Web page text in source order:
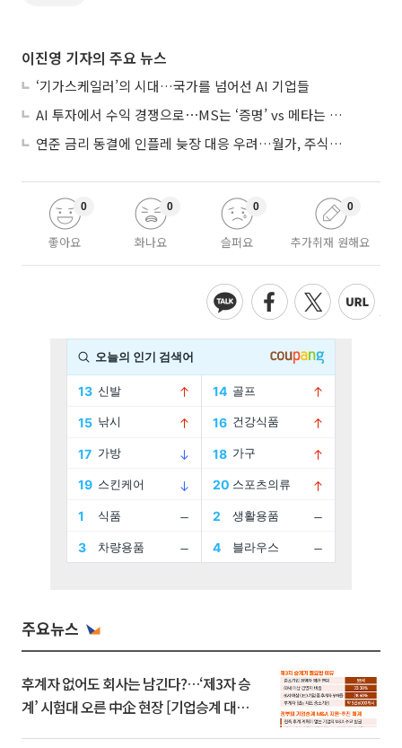
이진영 기자의 주요 뉴스
‘기가스케일러’의 시대…국가를 넘어선 AI 기업들
AI 투자에서 수익 경쟁으로⋯MS는 ‘증명’ vs 메타는 ‘숙제’
연준 금리 동결에 인플레 늦장 대응 우려…월가, 주식도 채권도 던졌다
좋아요
0
화나요
0
슬퍼요
0
추가취재 원해요
0
주요뉴스
후계자 없어도 회사는 남긴다?…‘제3자 승
계’ 시험대 오른 中企 현장 [기업승계 대전